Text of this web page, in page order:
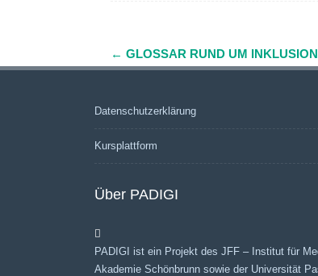
Navigation
← GLOSSAR RUND UM
Datenschutzerklärung
Kursplattform
Über PADIGI
PADIGI ist ein Projekt des JFF – Institut für
Akademie Schönbrunn sowie der Universität